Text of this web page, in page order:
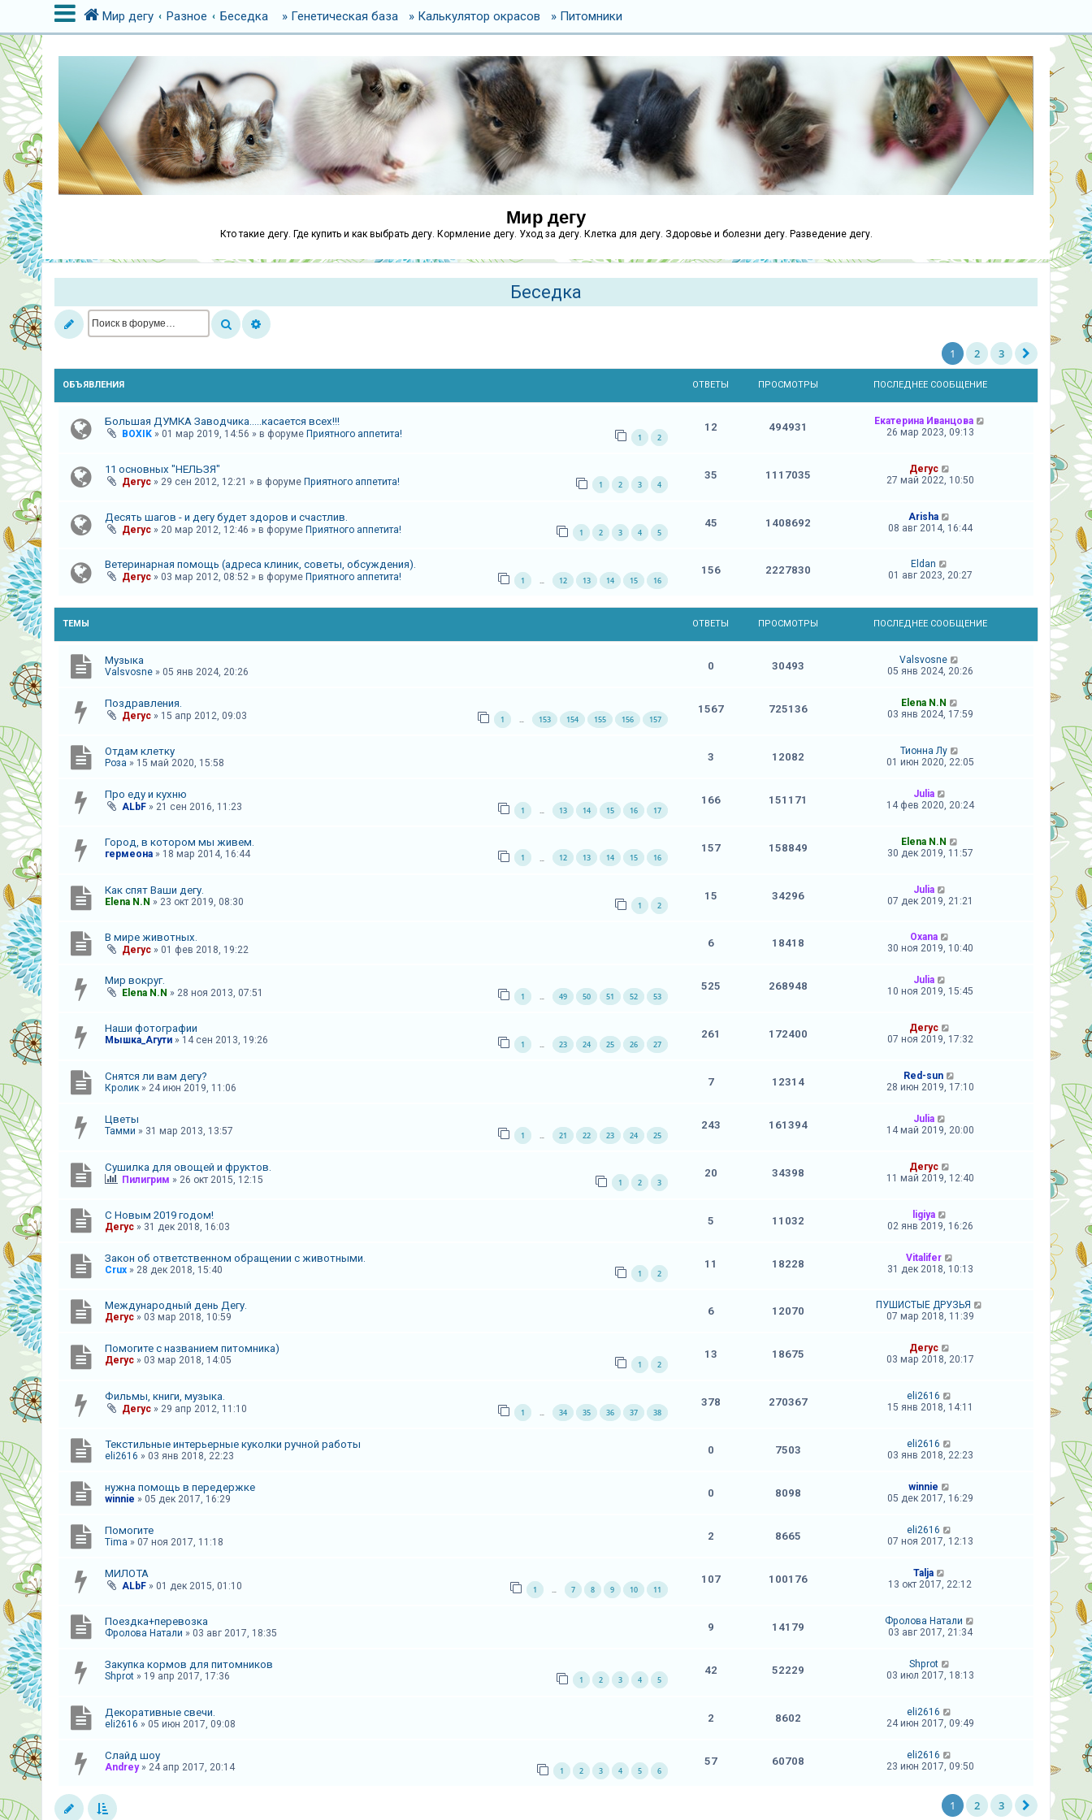
В
х
о
д
Р
е
г
и
с
р
а
ц
и
я
Т
е
м
ы
б
е
з
о
т
в
т
о
в
А
к
т
и
в
н
ы
е
т
е
м
ы
П
о
и
с
к
F
A
Q
Мир дегу Разное Беседка » Генетическая база » Калькулятор окрасов » Питомники
Мир дегу
Кто такие дегу. Где купить и как выбрать дегу. Кормление дегу. Уход за дегу. Клетка для дегу. Здоровье и болезни дегу. Разведение дегу.
Беседка
1 2 3
ОБЪЯВЛЕНИЯ ОТВЕТЫ ПРОСМОТРЫ ПОСЛЕДНЕЕ СООБЩЕНИЕ
Большая ДУМКА Заводчика.....касается всех!!!
BOXIK »01 мар 2019, 14:56 » в форуме Приятного аппетита! 1 2
12 494931
Екатерина Иванцова
26 мар 2023, 09:13
11 основных "НЕЛЬЗЯ"
Дегус » 29 сен 2012, 12:21 » в форумеПриятного аппетита! 1 2 3 4
35 1117035
Дегус
27 май 2022, 10:50
Десять шагов - и дегу будет здоров и счастлив.
Дегус » 20 мар 2012, 12:46 » в форумеПриятного аппетита! 1 2 3 4 5
45 1408692
Arisha
08 авг 2014, 16:44
Ветеринарная помощь (адреса клиник, советы, обсуждения).
Дегус »03 мар 2012, 08:52 » в форуме Приятного аппетита! 1 … 12 13 14 15 16
156 2227830
Eldan
01 авг 2023, 20:27
ТЕМЫ ОТВЕТЫ ПРОСМОТРЫ ПОСЛЕДНЕЕ СООБЩЕНИЕ
Музыка
Valsvosne »05 янв 2024, 20:26 0 30493
Valsvosne
05 янв 2024, 20:26
Поздравления.
Дегус » 15 апр 2012, 09:03 1 … 153 154 155 156 157
1567 725136
Elena N.N
03 янв 2024, 17:59
Отдам клетку
Роза » 15 май 2020, 15:58 3 12082
Тионна Лу
01 июн 2020, 22:05
Про еду и кухню
ALbF » 21 сен 2016, 11:23 1 13 14 15 16 17
166 151171
Julia
14 фев 2020, 20:24
Город, в котором мы живем.
гермеона » 18 мар 2014, 16:44 1 12 13 14 15 16
157 158849
Elena N.N
30 дек 2019, 11:57
Как спят Ваши дегу.
Elena N.N » 23 окт 2019, 08:30 1 2
15 34296
Julia
07 дек 2019, 21:21
В мире животных.
Дегус »01 фев 2018, 19:22
6 18418
Oxana
30 ноя 2019, 10:40
Мир вокруг.
Elena N.N » 28 ноя 2013, 07:51 1 … 49 50 51 52 53
525 268948
Julia
10 ноя 2019, 15:45
Наши фотографии
Мышка_Агути » 14 сен 2013, 19:26 1 … 23 24 25 26 27
261 172400
Дегус
07 ноя 2019, 17:32
Снятся ли вам дегу?
Кролик » 24 июн 2019, 11:06 7 12314
Red-sun
28 июн 2019, 17:10
Цветы
Тамми » 31 мар 2013, 13:57 1 21 22 23 24 25
243 161394
Julia
14 май 2019, 20:00
Сушилка для овощей и фруктов.
Пилигрим » 26 окт 2015, 12:15 1 2 3
20 34398
Дегус
11 май 2019, 12:40
С Новым 2019 годом!
Дегус » 31 дек 2018, 16:03 5 11032
ligiya
02 янв 2019, 16:26
Закон об ответственном обращении с животными.
Crux » 28 дек 2018, 15:40 1 2
11 18228
Vitalifer
31 дек 2018, 10:13
Международный день Дегу.
Дегус »03 мар 2018, 10:59 6 12070
ПУШИСТЫЕ ДРУЗЬЯ
07 мар 2018, 11:39
Помогите с названием питомника)
Дегус »03 мар 2018, 14:05 1 2
13 18675
Дегус
03 мар 2018, 20:17
Фильмы, книги, музыка.
Дегус » 29 апр 2012, 11:10 1 … 34 35 36 37 38
378 270367
eli2616
15 янв 2018, 14:11
Текстильные интерьерные куколки ручной работы
eli2616 »03 янв 2018, 22:23 0 7503
eli2616
03 янв 2018, 22:23
нужна помощь в передержке
winnie »05 дек 2017, 16:29 0 8098
winnie
05 дек 2017, 16:29
Помогите
Tima »07 ноя 2017, 11:18 2 8665
eli2616
07 ноя 2017, 12:13
МИЛОТА
ALbF »01 дек 2015, 01:10 1 7 8 9 10 11
107 100176
Talja
13 окт 2017, 22:12
Поездка+перевозка
Фролова Натали »03 авг 2017, 18:35 9 14179
Фролова Натали
03 авг 2017, 21:34
Закупка кормов для питомников
Shprot » 19 апр 2017, 17:36 1 2 3 4 5
42 52229
Shprot
03 июл 2017, 18:13
Декоративные свечи.
eli2616 »05 июн 2017, 09:08 2 8602
eli2616
24 июн 2017, 09:49
Слайд шоу
Andrey» 24 апр 2017, 20:14 1 2 3 4 5 6
57 60708
eli2616
23 июн 2017, 09:50
1 2 3